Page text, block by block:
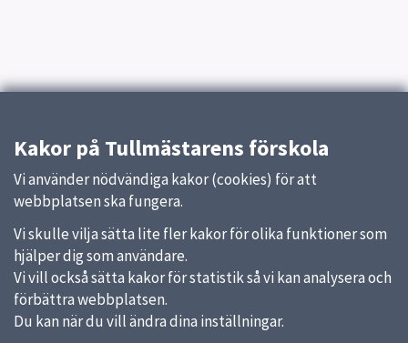
Kakor på Tullmästarens förskola
Vi använder nödvändiga kakor (cookies) för att
webbplatsen ska fungera.
Vi skulle vilja sätta lite fler kakor för olika funktioner som
hjälper dig som användare.
Vi vill också sätta kakor för statistik så vi kan analysera och
förbättra webbplatsen.
Du kan när du vill ändra dina inställningar.